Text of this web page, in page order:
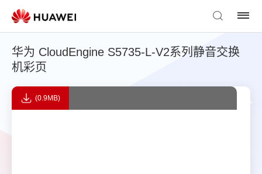
华为 CloudEngine S5735-L-V2系列静音交换
机彩页
(0.9MB)